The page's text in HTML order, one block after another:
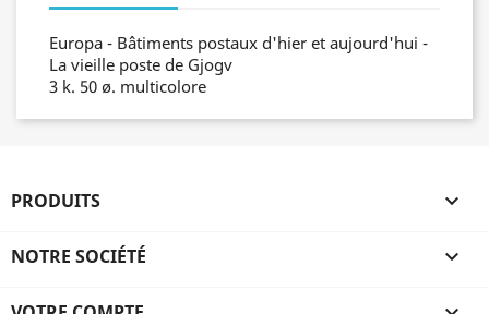
Europa - Bâtiments postaux d'hier et aujourd'hui -
La vieille poste de Gjogv
3 k. 50 ø. multicolore
PRODUITS 
NOTRE SOCIÉTÉ 